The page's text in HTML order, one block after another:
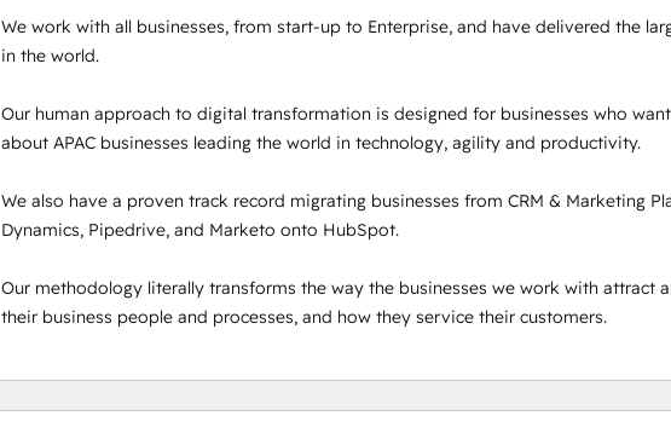
We work with all businesses, from start-up to Enterprise, and have delivered the
in the world.
Our human approach to digital transformation is designed for businesses who
about APAC businesses leading the world in technology, agility and productivity.
We also have a proven track record migrating businesses from CRM & Marketing
Dynamics, Pipedrive, and Marketo onto HubSpot.
Our methodology literally transforms the way the businesses we work with attract
their business people and processes, and how they service their customers.